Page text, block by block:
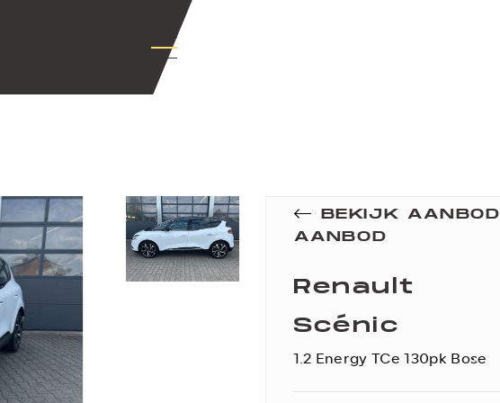
+Contact
BEKIJK AANBOD
AANBOD
Renault
Scénic
1.2 Energy TCe 130pk Bose